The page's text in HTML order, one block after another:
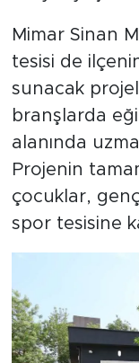
Mimar Sinan
tesisi de
sunacak
branşlarda
alanında
Projenin
çocuklar,
spor tesisine